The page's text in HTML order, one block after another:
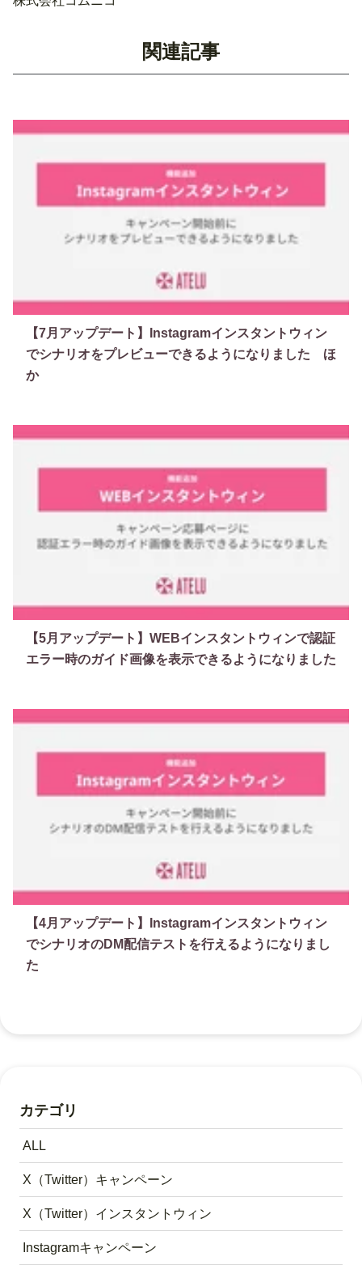
関連記事
【7月アップデート】Instagramインスタントウィン
でシナリオをプレビューできるようになりました ほ
か
【5月アップデート】WEBインスタントウィンで認証
エラー時のガイド画像を表示できるようになりました
【4月アップデート】Instagramインスタントウィン
でシナリオのDM配信テストを行えるようになりまし
た
カテゴリ
ALL
X（Twitter）キャンペーン
X（Twitter）インスタントウィン
Instagramキャンペーン